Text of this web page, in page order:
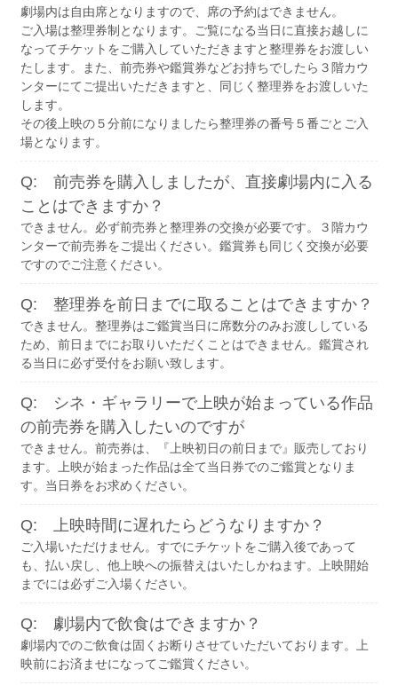
劇場内は自由席となりますので、席の予約はできません。
ご入場は整理券制となります。ご覧になる当日に直接お越しに
なってチケットをご購入していただきますと整理券をお渡しい
たします。また、前売券や鑑賞券などお持ちでしたら３階カウ
ンターにてご提出いただきますと、同じく整理券をお渡しいた
します。
その後上映の５分前になりましたら整理券の番号５番ごとご入
場となります。
Q: 前売券を購入しましたが、直接劇場内に入る
ことはできますか？
できません。必ず前売券と整理券の交換が必要です。３階カウ
ンターで前売券をご提出ください。鑑賞券も同じく交換が必要
ですのでご注意ください。
Q: 整理券を前日までに取ることはできますか？
できません。整理券はご鑑賞当日に席数分のみお渡ししている
ため、前日までにお取りいただくことはできません。鑑賞され
る当日に必ず受付をお願い致します。
Q: シネ・ギャラリーで上映が始まっている作品
の前売券を購入したいのですが
できません。前売券は、『上映初日の前日まで』販売しており
ます。上映が始まった作品は全て当日券でのご鑑賞となりま
す。当日券をお求めください。
Q: 上映時間に遅れたらどうなりますか？
ご入場いただけません。すでにチケットをご購入後であって
も、払い戻し、他上映への振替えはいたしかねます。上映開始
までには必ずご入場ください。
Q: 劇場内で飲食はできますか？
劇場内でのご飲食は固くお断りさせていただいております。上
映前にお済ませになってご鑑賞ください。